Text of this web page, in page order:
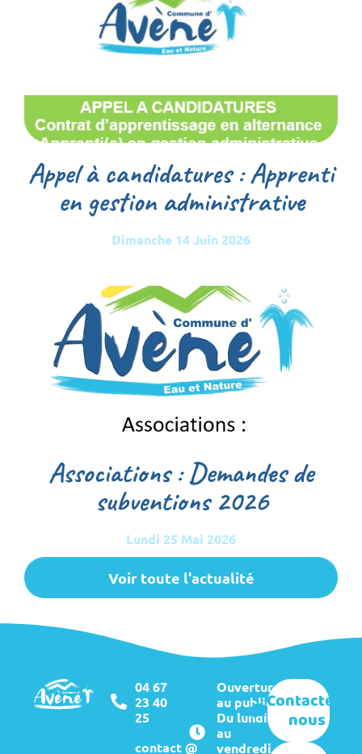
Appel à candidatures : Apprenti
en gestion administrative
Dimanche 14 Juin 2026
Associations : Demandes de
subventions 2026
Lundi 25 Mai 2026
Voir toute l'actualité
04 67
23 40
25
contact @
Ouverture
au public :
Du lundi
au
vendredi
Contactez-
nous